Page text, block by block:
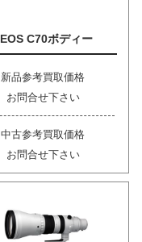
EOS C70ボディー
新品参考買取価格
お問合せ下さい
中古参考買取価格
お問合せ下さい